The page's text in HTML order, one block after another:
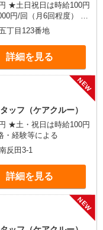
円/回（月6回程度） ※
よる
丁目123番地
詳細を見る
NEW
フ（ケアクルー）
・経験等による
反田3-1
詳細を見る
NEW